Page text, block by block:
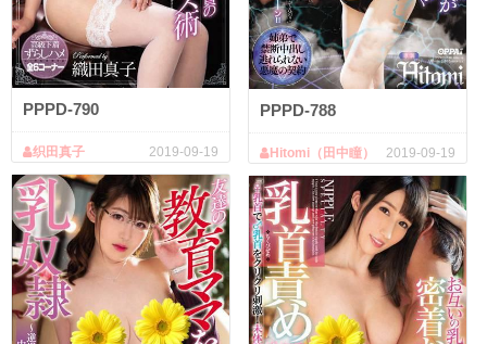
PPPD-790
2019-09-19
织田真子
PPPD-788
2019-09-19
Hitomi（田中瞳）